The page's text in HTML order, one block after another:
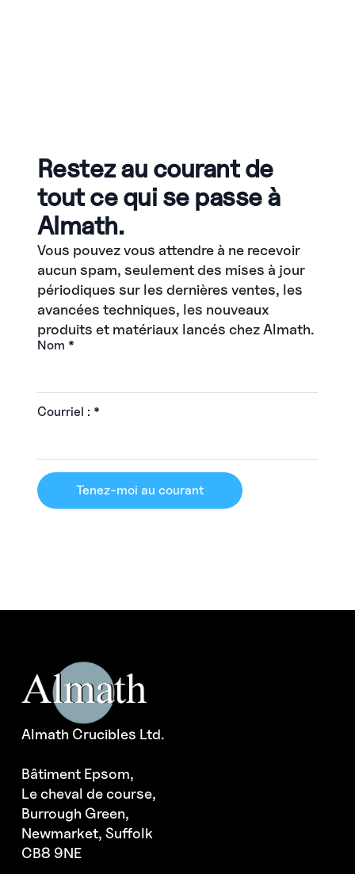
Restez au courant de
tout ce qui se passe à
Almath.
Vous pouvez vous attendre à ne recevoir
aucun spam, seulement des mises à jour
périodiques sur les dernières ventes, les
avancées techniques, les nouveaux
produits et matériaux lancés chez Almath.
Nom *
Courriel : *
Tenez-moi au courant
Almath Crucibles Ltd.
Bâtiment Epsom,
Le cheval de course,
Burrough Green,
Newmarket, Suffolk
CB8 9NE